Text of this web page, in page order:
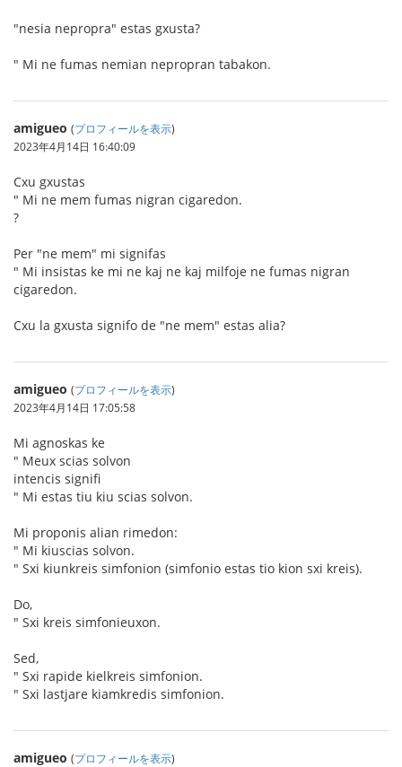
"nesia nepropra" estas gxusta?
" Mi ne fumas nemian nepropran tabakon.
amigueo (プロフィールを表示)
2023年4月14日 16:40:09
Cxu gxustas
" Mi ne mem fumas nigran cigaredon.
?
Per "ne mem" mi signifas
" Mi insistas ke mi ne kaj ne kaj milfoje ne fumas nigran
cigaredon.
Cxu la gxusta signifo de "ne mem" estas alia?
amigueo (プロフィールを表示)
2023年4月14日 17:05:58
Mi agnoskas ke
" Meux scias solvon
intencis signifi
" Mi estas tiu kiu scias solvon.
Mi proponis alian rimedon:
" Mi kiuscias solvon.
" Sxi kiunkreis simfonion (simfonio estas tio kion sxi kreis).
Do,
" Sxi kreis simfonieuxon.
Sed,
" Sxi rapide kielkreis simfonion.
" Sxi lastjare kiamkredis simfonion.
amigueo (プロフィールを表示)